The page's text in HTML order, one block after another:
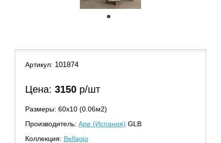
Артикул: 101874
Цена: 3150 р/шт
Размеры: 60х10 (0.06м2)
Производитель: Ape (Испания) GLB
Коллекция: Bellagio